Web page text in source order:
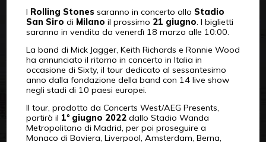
I Rolling Stonessaranno in concerto allo Stadio
San Siro di Milano il prossimo 21 giugno. I biglietti
saranno in vendita da venerdì 18 marzo alle 10:00.
La band di Mick Jagger, Keith Richards e Ronnie Wood
ha annunciato il ritorno in concerto in Italia in
occasione di Sixty, il tour dedicato al sessantesimo
anno dalla fondazione della band con 14 live show
negli stadi di 10 paesi europei.
Il tour, prodotto da Concerts West/AEG Presents,
partirà il 1° giugno 2022dallo Stadio Wanda
Metropolitano di Madrid, per poi proseguire a
Monaco di Baviera, Liverpool, Amsterdam, Berna,